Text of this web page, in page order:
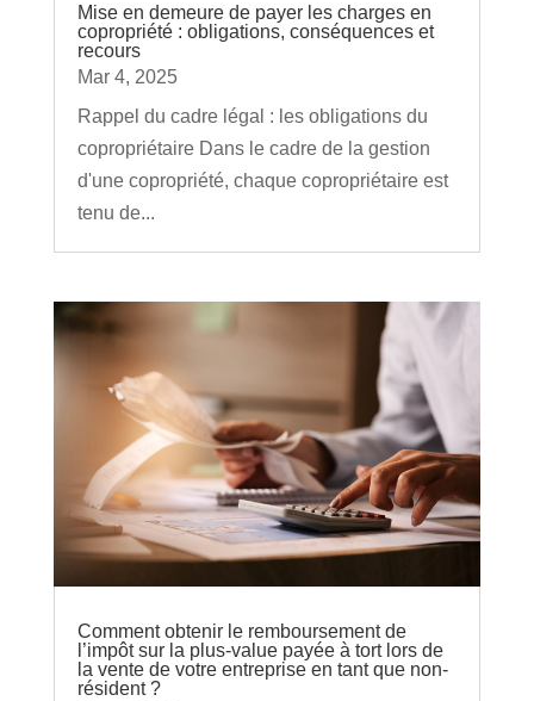
Mise en demeure de payer les charges en
copropriété : obligations, conséquences et
recours
Mar 4, 2025
Rappel du cadre légal : les obligations du
copropriétaire Dans le cadre de la gestion
d'une copropriété, chaque copropriétaire est
tenu de...
Comment obtenir le remboursement de
l’impôt sur la plus-value payée à tort lors de
la vente de votre entreprise en tant que non-
résident ?